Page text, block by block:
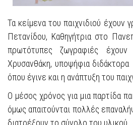
Τα κείμενα του παιχνιδιού
Πετανίδου, Καθηγήτρια στο
πρωτότυπες ζωγραφιές
Χρυσανθάκη, υποψήφια διδάκτορα
όπου έγινε και η ανάπτυξη του
Ο μέσος χρόνος για μια παρτίδα
όμως απαιτούνται πολλές
διατρέξουν το σύνολο του υλικού.